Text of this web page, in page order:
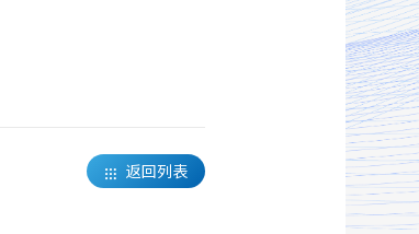
 返回列表